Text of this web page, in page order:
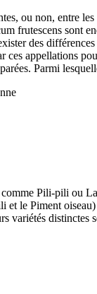
ou non, entre
frutescens sont
des
ces appellations
Parmi
Pili-pili ou
et le Piment
variétés distinctes